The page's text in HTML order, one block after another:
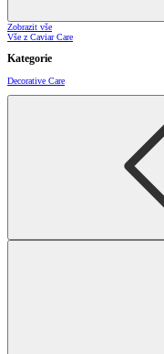
Zobrazit vše
Vše z Caviar Care
Kategorie
Decorative Care